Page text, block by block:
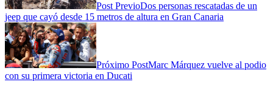
Post PrevioDos personas rescatadas de un
jeep que cayó desde 15 metros de altura en Gran Canaria
Próximo PostMarc Márquez vuelve al podio
con su primera victoria en Ducati